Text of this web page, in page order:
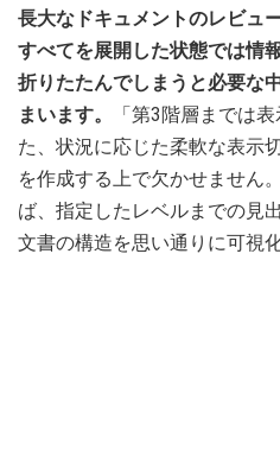
長大なドキュメントのレビュ
すべてを展開した状態では情
折りたたんでしまうと必要な
まいます。
「第3階層までは
た、状況に応じた柔軟な表示
を作成する上で欠かせません
ば、指定したレベルまでの見
文書の構造を思い通りに可視